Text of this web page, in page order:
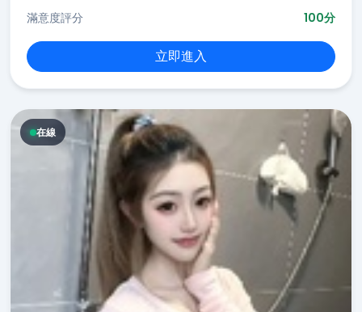
滿意度評分
100分
立即進入
在線